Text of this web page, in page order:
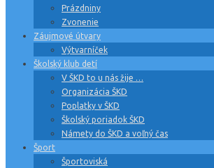
Prázdniny
Zvonenie
Záujmové útvary
Výtvarníček
Školský klub detí
V ŠKD to u nás žije …
Organizácia ŠKD
Poplatky v ŠKD
Školský poriadok ŠKD
Námety do ŠKD a voľný čas
Šport
Športoviská